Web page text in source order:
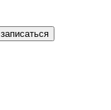
записаться